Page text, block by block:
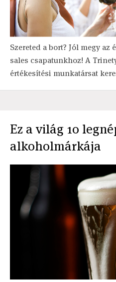
Szereted a bort? Jól megy az
sales csapatunkhoz! A
értékesítési munkatársat
Ez a világ 10
alkoholmárkája